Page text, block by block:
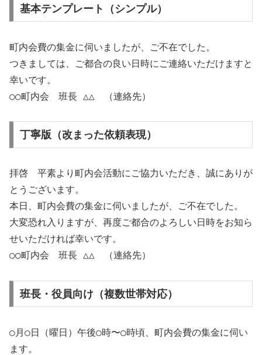
基本テンプレート（シンプル）
町内会費の集金に伺いましたが、ご不在でした。
つきましては、ご都合の良い日時にご連絡いただけますと
幸いです。
○○町内会 班長 △△ （連絡先）
丁寧版（改まった依頼表現）
拝啓 平素より町内会活動にご協力いただき、誠にありが
とうございます。
本日、町内会費の集金に伺いましたが、ご不在でした。
大変恐れ入りますが、再度ご都合のよろしい日時をお知ら
せいただければ幸いです。
○○町内会 班長 △△ （連絡先）
班長・役員向け（複数世帯対応）
○月○日（曜日）午後○時〜○時頃、町内会費の集金に伺い
ます。